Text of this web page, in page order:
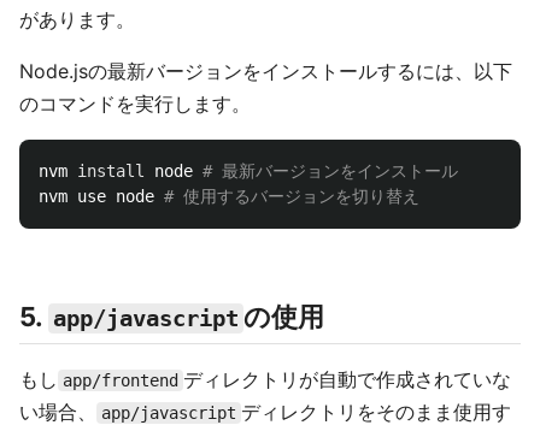
があります。
Node.jsの最新バージョンをインストールするには、以下
のコマンドを実行します。
nvm install node # 最新バージョンをインストール
nvm use node # 使用するバージョンを切り替え
5. app/javascript の使用
もし app/frontend ディレクトリが自動で作成されていな
い場合、
app/javascript ディレクトリをそのまま使用す